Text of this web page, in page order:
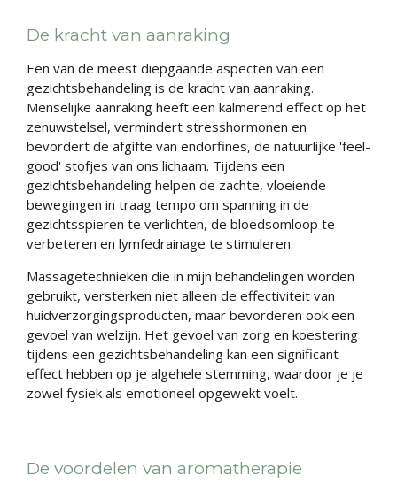
De kracht van aanraking
Een van de meest diepgaande aspecten van een
gezichtsbehandeling is de kracht van aanraking.
Menselijke aanraking heeft een kalmerend effect op het
zenuwstelsel, vermindert stresshormonen en
bevordert de afgifte van endorfines, de natuurlijke 'feel-
good' stofjes van ons lichaam. Tijdens een
gezichtsbehandeling helpen de zachte, vloeiende
bewegingen in traag tempo om spanning in de
gezichtsspieren te verlichten, de bloedsomloop te
verbeteren en lymfedrainage te stimuleren.
Massagetechnieken die in mijn behandelingen worden
gebruikt, versterken niet alleen de effectiviteit van
huidverzorgingsproducten, maar bevorderen ook een
gevoel van welzijn. Het gevoel van zorg en koestering
tijdens een gezichtsbehandeling kan een significant
effect hebben op je algehele stemming, waardoor je je
zowel fysiek als emotioneel opgewekt voelt.
De voordelen van aromatherapie